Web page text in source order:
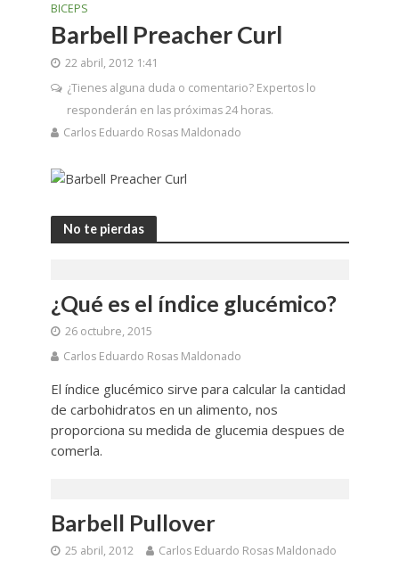
BICEPS
Barbell Preacher Curl
22 abril, 2012 1:41
¿Tienes alguna duda o comentario? Expertos lo
responderán en las próximas 24 horas.
Carlos Eduardo Rosas Maldonado
No te pierdas
¿Qué es el índice glucémico?
26 octubre, 2015
Carlos Eduardo Rosas Maldonado
El índice glucémico sirve para calcular la cantidad
de carbohidratos en un alimento, nos
proporciona su medida de glucemia despues de
comerla.
Barbell Pullover
25 abril, 2012 Carlos Eduardo Rosas Maldonado